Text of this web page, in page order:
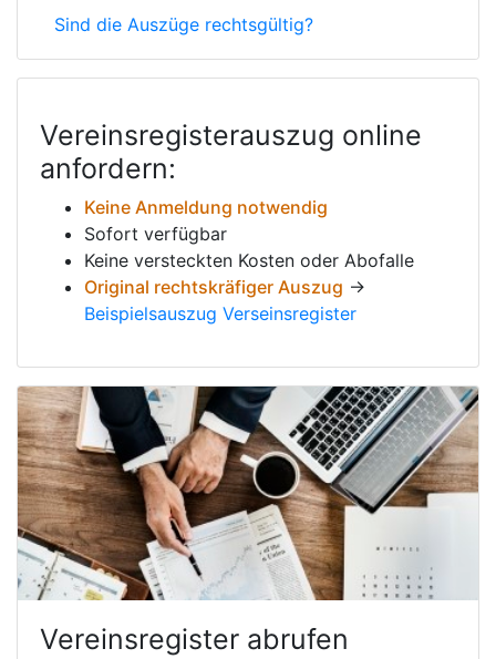
Sind die Auszüge rechtsgültig?
Vereinsregisterauszug online
anfordern:
Keine Anmeldung notwendig
Sofort verfügbar
Keine versteckten Kosten oder Abofalle
Original rechtskräfiger Auszug →
Beispielsauszug Verseinsregister
Vereinsregister abrufen